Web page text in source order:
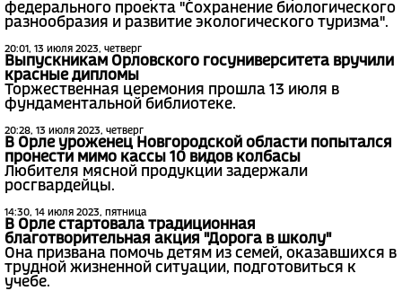
федерального проекта "Сохранение биологического
разнообразия и развитие экологического туризма".
20:01, 13 июля 2023, четверг
Выпускникам Орловского госуниверситета вручили
красные дипломы
Торжественная церемония прошла 13 июля в
фундаментальной библиотеке.
20:28, 13 июля 2023, четверг
В Орле уроженец Новгородской области попытался
пронести мимо кассы 10 видов колбасы
Любителя мясной продукции задержали
росгвардейцы.
14:30, 14 июля 2023, пятница
В Орле стартовала традиционная
благотворительная акция "Дорога в школу"
Она призвана помочь детям из семей, оказавшихся в
трудной жизненной ситуации, подготовиться к
учебе.